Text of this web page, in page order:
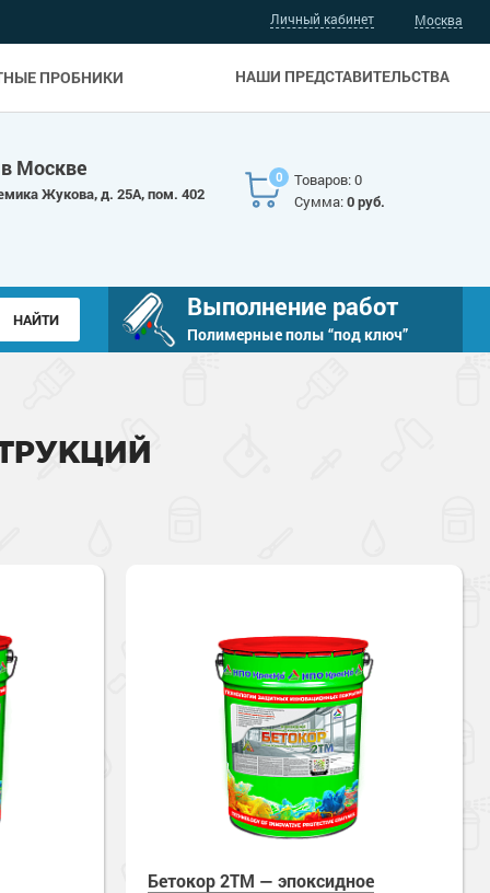
Личный кабинет
НАШИ ПРЕДСТАВИТЕЛЬСТВА
ПРОБНИКИ
Москва
Москве
Жукова, д. 25А, пом. 402
0
Товаров: 0
Сумма:0 руб.
Выполнение работ
Полимерные полы “под ключ”
Бетокор 2TM — эпоксидное